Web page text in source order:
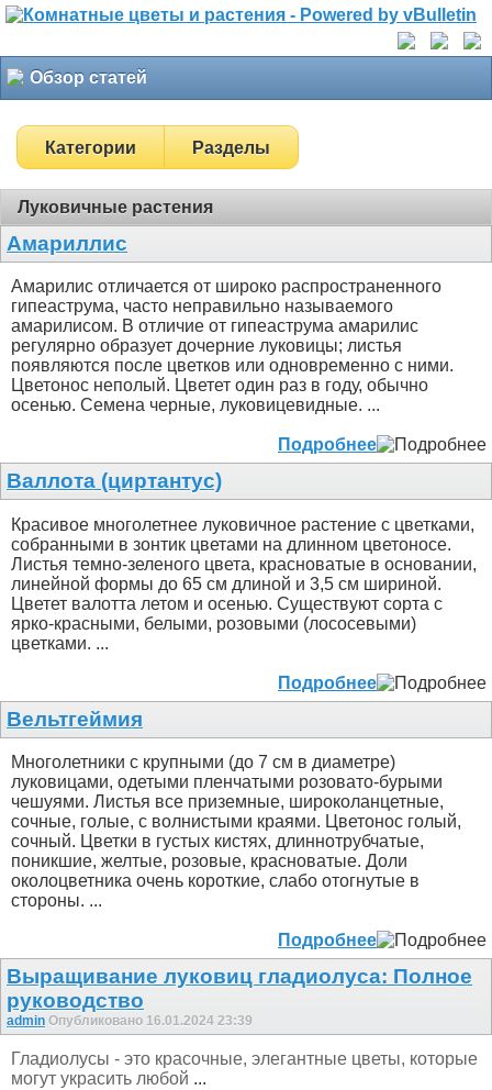
Обзор статей
Категории Разделы
Луковичные растения
Амариллис
Амарилис отличается от широко распространенного
гипеаструма, часто неправильно называемого
амарилисом. В отличие от гипеаструма амарилис
регулярно образует дочерние луковицы; листья
появляются после цветков или одновременно с ними.
Цветонос неполый. Цветет один раз в году, обычно
осенью. Семена черные, луковицевидные. ...
Подробнее
Валлота (циртантус)
Красивое многолетнее луковичное растение с цветками,
собранными в зонтик цветами на длинном цветоносе.
Листья темно-зеленого цвета, красноватые в основании,
линейной формы до 65 см длиной и 3,5 см шириной.
Цветет валотта летом и осенью. Существуют сорта с
ярко-красными, белыми, розовыми (лососевыми)
цветками. ...
Подробнее
Вельтгеймия
Многолетники с крупными (до 7 см в диаметре)
луковицами, одетыми пленчатыми розовато-бурыми
чешуями. Листья все приземные, широколанцетные,
сочные, голые, с волнистыми краями. Цветонос голый,
сочный. Цветки в густых кистях, длиннотрубчатые,
поникшие, желтые, розовые, красноватые. Доли
околоцветника очень короткие, слабо отогнутые в
стороны. ...
Подробнее
Выращивание луковиц гладиолуса: Полное
руководство
admin Опубликовано 16.01.2024 23:39
Гладиолусы - это красочные, элегантные цветы, которые
могут украсить любой ...